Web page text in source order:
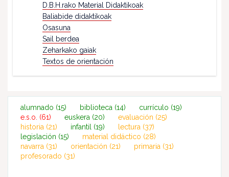
D.B.H.rako Material Didaktikoak
Baliabide didaktikoak
Osasuna
Sail berdea
Zeharkako gaiak
Textos de orientación
alumnado (15) biblioteca (14) currículo (19)
e.s.o. (61) euskera (20) evaluación (25)
historia (21) infantil (19) lectura (37)
legislación (15) material didáctico (28)
navarra (31) orientación (21) primaria (31)
profesorado (31)